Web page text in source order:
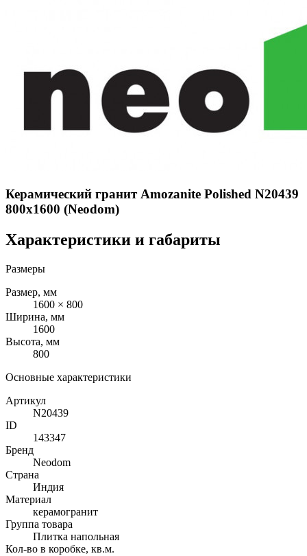
Керамический гранит Amozanite Polished N20439
800x1600 (Neodom)
Характеристики и габариты
Размеры
Размер, мм
1600 × 800
Ширина, мм
1600
Высота, мм
800
Основные характеристики
Артикул
N20439
ID
143347
Бренд
Neodom
Страна
Индия
Материал
керамогранит
Группа товара
Плитка напольная
Кол-во в коробке, кв.м.